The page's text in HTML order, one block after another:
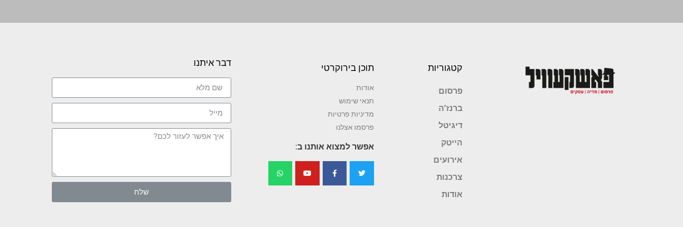
קטגוריות
פרסום
ברנז’ה
דיגיטל
הייטק
אירועים
צרכנות
אודות
תוכן בירוקרטי
אודות
תנאי שימוש
מדיניות פרטיות
פרסמו אצלנו
אפשר למצוא אותנו ב:
דבר איתנו
שלח